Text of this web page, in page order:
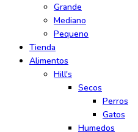
Grande
Mediano
Pequeno
Tienda
Alimentos
Hill's
Secos
Perros
Gatos
Humedos